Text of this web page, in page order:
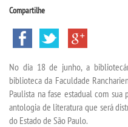
TRANSFERÊNCIA
SEGUNDA GRADUAÇÃO
MATRÍCULA
Compartilhe
No dia 18 de junho, a
biblioteca da Faculdade
Paulista na fase estadual com sua
antologia de literatura que será
do Estado de São Paulo.